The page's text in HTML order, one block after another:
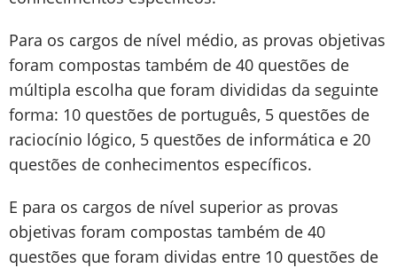
Para os cargos de nível médio, as provas objetivas
foram compostas também de 40 questões de
múltipla escolha que foram divididas da seguinte
forma: 10 questões de português, 5 questões de
raciocínio lógico, 5 questões de informática e 20
questões de conhecimentos específicos.
E para os cargos de nível superior as provas
objetivas foram compostas também de 40
questões que foram dividas entre 10 questões de